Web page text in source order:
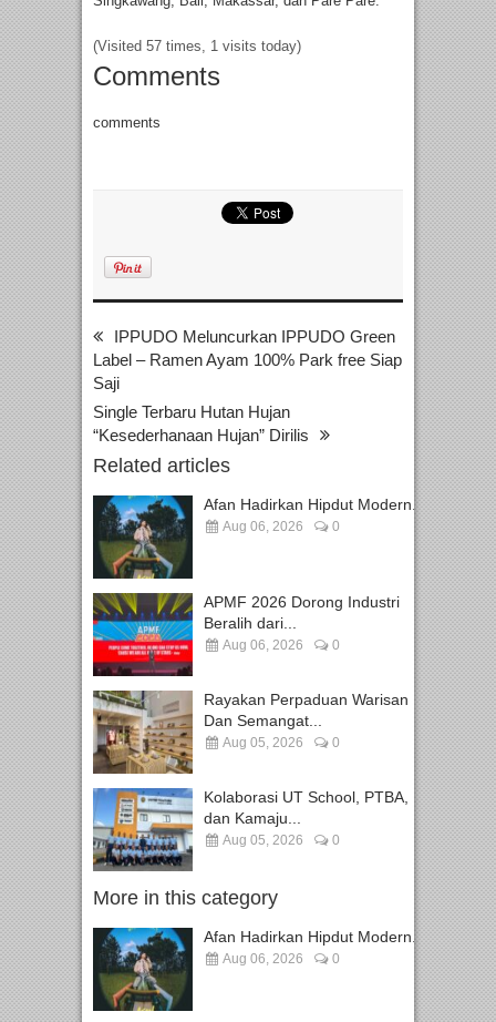
(Visited 57 times, 1 visits today)
Comments
comments
IPPUDO Meluncurkan IPPUDO Green
Label – Ramen Ayam 100% Park free Siap
Saji
Single Terbaru Hutan Hujan
“Kesederhanaan Hujan” Dirilis
Related articles
Afan Hadirkan Hipdut Modern...
Aug 06, 2026 0
APMF 2026 Dorong Industri
Beralih dari...
Aug 06, 2026 0
Rayakan Perpaduan Warisan
Dan Semangat...
Aug 05, 2026 0
Kolaborasi UT School, PTBA,
dan Kamaju...
Aug 05, 2026 0
More in this category
Afan Hadirkan Hipdut Modern...
Aug 06, 2026 0